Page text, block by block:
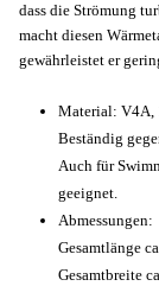
dass die Strömung
macht diesen
gewährleistet er
Material: V4A,
Beständig
Auch für
geeignet.
Abmessungen:
Gesamtlänge
Gesamtbreite